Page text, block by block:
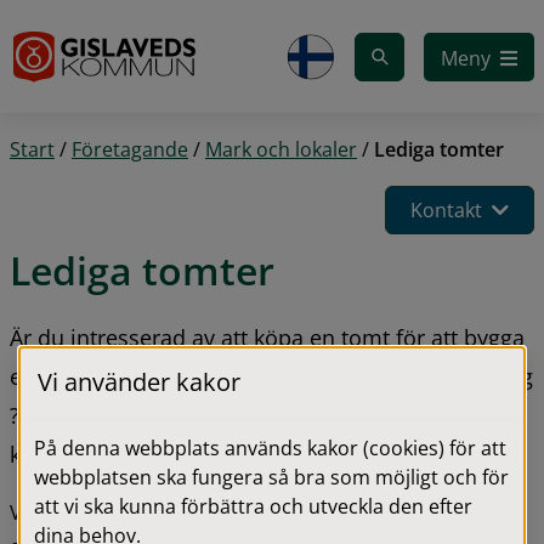
Meny
Start/ Företagande / Mark och lokaler/ Lediga tomter
Kontakt
Lediga tomter
Är du intresserad av att köpa en tomt för att bygga
en villa, eller funderar du på att etablera ett företag
? Här hittar du information om våra lediga tomter i
kommunen.
Vi erbjuder lediga tomter för både villor, flerbostadshus
Vi använder kakor
På denna webbplats används kakor (cookies) för att
webbplatsen ska fungera så bra som möjligt och för
att vi ska kunna förbättra och utveckla den efter
dina behov.